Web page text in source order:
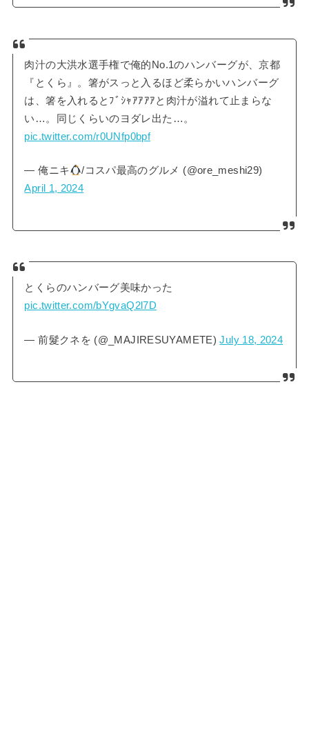
肉汁の大洪水選手権で俺的No.1のハンバーグが、京都
『とくら』。箸がスっと入るほど柔らかいハンバーグ
は、箸を入れるとﾌﾞｼｬｱｱｱｱと肉汁が溢れて止まらな
い…。同じくらいのヨダレ出た…。
pic.twitter.com/r0UNfp0bpf
— 俺ニキ
/コスパ最高のグルメ (@ore_meshi29)
April 1, 2024
とくらのハンバーグ美味かった
pic.twitter.com/bYgvaQ2l7D
— 前髮クネを (@_MAJIRESUYAMETE)July 18, 2024